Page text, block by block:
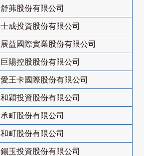
舒茀股份有限公司
士成投資股份有限公司
展益國際實業股份有限公司
巨陽控股股份有限公司
愛王卡國際股份有限公司
和穎投資股份有限公司
承町股份有限公司
和町股份有限公司
錫玉投資股份有限公司